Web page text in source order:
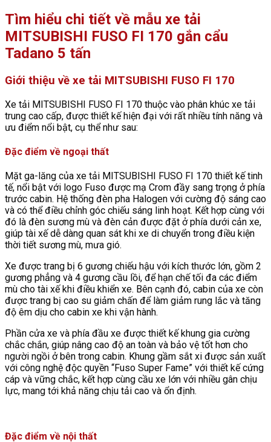
Tìm hiểu chi tiết về mẫu xe tải
MITSUBISHI FUSO FI 170 gắn cẩu
Tadano 5 tấn
Giới thiệu về xe tải MITSUBISHI FUSO FI 170
Xe tải MITSUBISHI FUSO FI 170 thuộc vào phân khúc xe tải
trung cao cấp, được thiết kế hiện đại với rất nhiều tính năng và
ưu điểm nổi bật, cụ thể như sau:
Đặc điểm về ngoại thất
Mặt ga-lăng của xe tải MITSUBISHI FUSO FI 170 thiết kế tinh
tế, nổi bật với logo Fuso được mạ Crom đầy sang trọng ở phía
trước cabin. Hệ thống đèn pha Halogen với cường độ sáng cao
và có thể điều chỉnh góc chiếu sáng linh hoạt. Kết hợp cùng với
đó là đèn sương mù và đèn cản được đặt ở phía dưới cản xe,
giúp tài xế dễ dàng quan sát khi xe di chuyển trong điều kiện
thời tiết sương mù, mưa gió.
Xe được trang bị 6 gương chiếu hậu với kích thước lớn, gồm 2
gương phẳng và 4 gương cầu lồi, để hạn chế tối đa các điểm
mù cho tài xế khi điều khiển xe. Bên cạnh đó, cabin của xe còn
được trang bị cao su giảm chấn để làm giảm rung lắc và tăng
độ êm dịu cho cabin xe khi vận hành.
Phần cửa xe và phía đầu xe được thiết kế khung gia cường
chắc chắn, giúp nâng cao độ an toàn và bảo vệ tốt hơn cho
người ngồi ở bên trong cabin. Khung gầm sắt xi được sản xuất
với công nghệ độc quyền “Fuso Super Fame” với thiết kế cứng
cáp và vững chắc, kết hợp cùng cầu xe lớn với nhiều gân chịu
lực, mang tới khả năng chịu tải cao và ổn định.
Đặc điểm về nội thất